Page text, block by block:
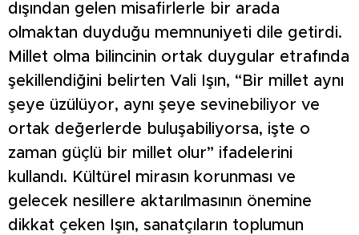
dışından gelen misafirlerle bir arada
olmaktan duyduğu memnuniyeti dile getirdi.
Millet olma bilincinin ortak duygular etrafında
şekillendiğini belirten Vali Işın, “Bir millet aynı
şeye üzülüyor, aynı şeye sevinebiliyor ve
ortak değerlerde buluşabiliyorsa, işte o
zaman güçlü bir millet olur” ifadelerini
kullandı. Kültürel mirasın korunması ve
gelecek nesillere aktarılmasının önemine
dikkat çeken Işın, sanatçıların toplumun